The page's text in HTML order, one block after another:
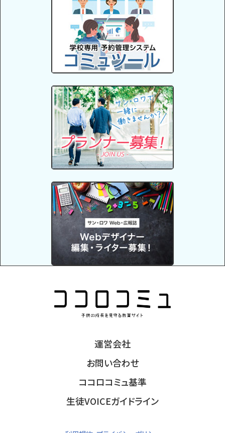
運営会社
お問い合わせ
ココロコミュ基準
生徒VOICEガイドライン